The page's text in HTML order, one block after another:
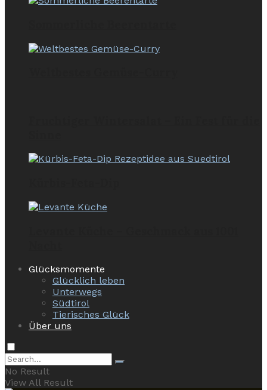
Glücksmomente
Glücklich leben
Unterwegs
Südtirol
Tierisches Glück
Über uns
No Result
View All Result